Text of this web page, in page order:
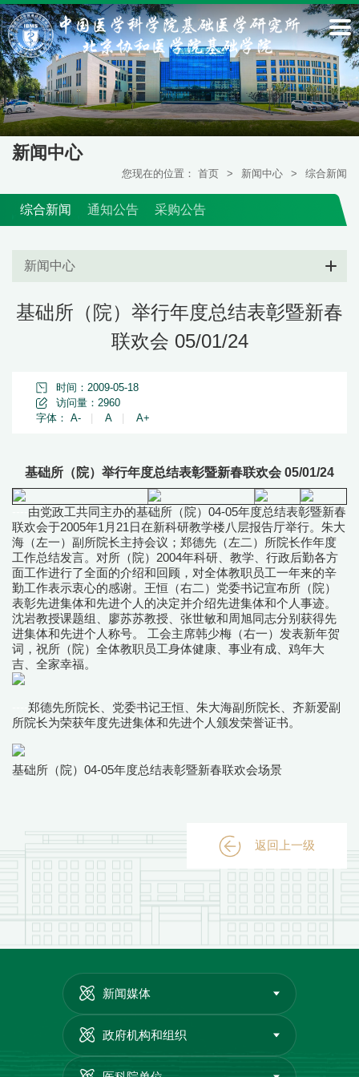
新闻中心
您现在的位置： 首页 > 新闻中心 > 综合新闻
综合新闻 通知公告 采购公告
新闻中心
基础所（院）举行年度总结表彰暨新春
联欢会 05/01/24
时间：2009-05-18
访问量： 2960
字体： A- A A+
基础所（院）举行年度总结表彰暨新春联欢会 05/01/24
由党政工共同主办的基础所（院）04-05年度总结表彰暨新春
联欢会于2005年1月21日在新科研教学楼八层报告厅举行。朱大
海（左一）副所院长主持会议；郑德先（左二）所院长作年度
工作总结发言。对所（院）2004年科研、教学、行政后勤各方
面工作进行了全面的介绍和回顾，对全体教职员工一年来的辛
勤工作表示衷心的感谢。王恒（右二）党委书记宣布所（院）
表彰先进集体和先进个人的决定并介绍先进集体和个人事迹。
沈岩教授课题组、廖苏苏教授、张世敏和周旭同志分别获得先
进集体和先进个人称号。 工会主席韩少梅（右一）发表新年贺
词，祝所（院）全体教职员工身体健康、事业有成、鸡年大
吉、全家幸福。
郑德先所院长、党委书记王恒、朱大海副所院长、齐新爱副
所院长为荣获年度先进集体和先进个人颁发荣誉证书。
基础所（院）04-05年度总结表彰暨新春联欢会场景
返回上一级
新闻媒体
政府机构和组织